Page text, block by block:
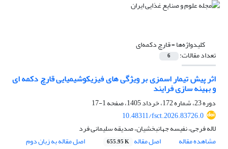
کلیدواژه‌ها =قارچ دکمه‌ای
تعداد مقالات: 6
اثر پیش تیمار اسمزی بر ویژگی های فیزیکوشیمیایی قارچ دکمه ای
و بهینه سازی فرایند
دوره 23، شماره 172، خرداد 1405، صفحه
1-17
10.48311/fsct.2026.83726.0
لاله فرجی، نفیسه جهانبخشیان، صدیقه سلیمانی فرد
مشاهده مقاله
اصل مقاله 655.95 K اصل مقاله به زبان دوم